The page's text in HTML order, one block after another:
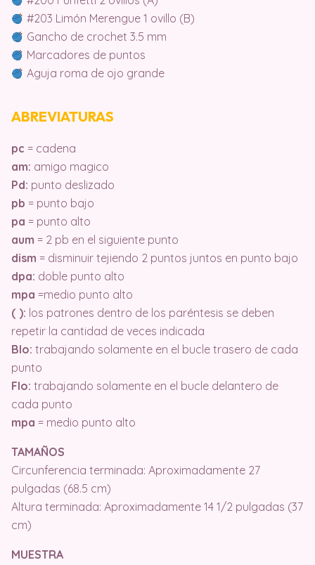
#203 Limón Merengue 1 ovillo (B)
Gancho de crochet 3.5 mm
Marcadores de puntos
Aguja roma de ojo grande
ABREVIATURAS
pc = cadena
am: amigo magico
Pd: punto deslizado
pb = punto bajo
pa = punto alto
aum = 2 pb en el siguiente punto
dism = disminuir tejiendo 2 puntos juntos en punto bajo
dpa: doble punto alto
mpa =medio punto alto
( ): los patrones dentro de los paréntesis se deben
repetir la cantidad de veces indicada
Blo: trabajando solamente en el bucle trasero de cada
punto
Flo: trabajando solamente en el bucle delantero de
cada punto
mpa = medio punto alto
TAMAÑOS
Circunferencia terminada: Aproximadamente 27
pulgadas (68.5 cm)
Altura terminada: Aproximadamente 14 1/2 pulgadas (37
cm)
MUESTRA